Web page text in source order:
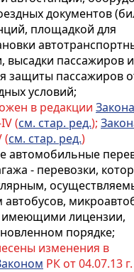
документов
площадкой для
высадки пассажиров и
защиты пассажиров
условий;
в редакции Закона
(см. стар. ред.);
(см. стар. ред.)
автомобильные
- перевозки,
имеющими лицензии,
порядке;
изменения в
РК от 04.07.13